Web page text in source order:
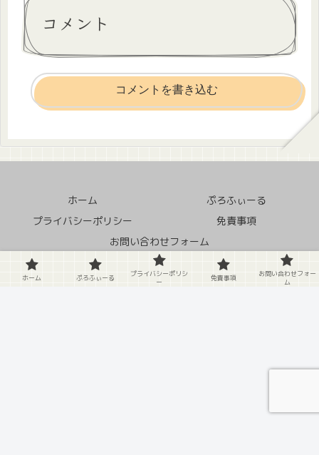
コメント
コメントを書き込む
ホーム
ぷろふぃーる
プライバシーポリシー
免責事項
お問い合わせフォーム
© 2020 クソ田舎の中の蛙.
ホーム ぷろふぃーる
プライバシーポリシ
ー
免責事項
お問い合わせフォー
ム